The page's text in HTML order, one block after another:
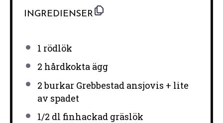
INGREDIENSER
1 rödlök
2 hårdkokta ägg
2burkar Grebbestad ansjovis + lite
av spadet
1/2 dl finhackad gräslök